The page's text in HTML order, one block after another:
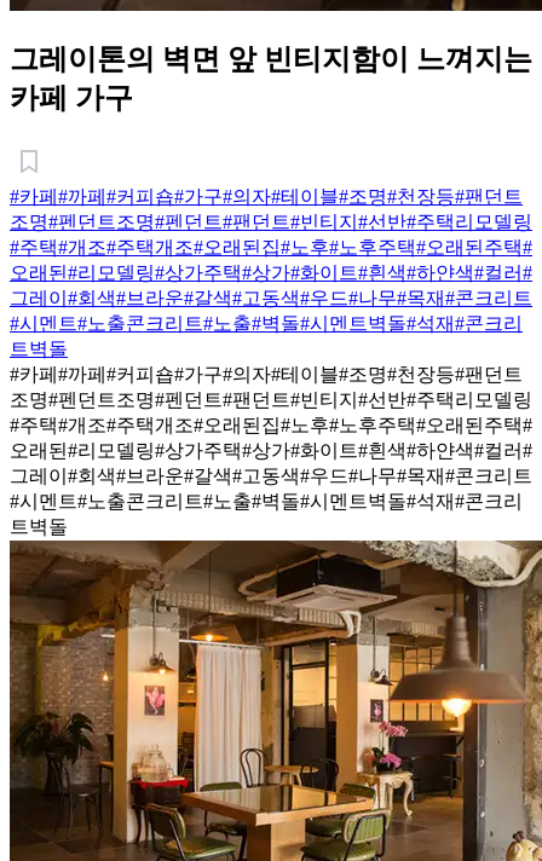
그레이톤의 벽면 앞 빈티지함이 느껴지는
카페 가구
#카페 #까페 #커피숍#가구#의자#테이블#조명#천장등#팬던트
조명#펜던트조명#펜던트#팬던트#빈티지 #선반#주택리모델링
#주택#개조#주택개조#오래된집#노후#노후주택#오래된주택#
오래된 #리모델링#상가주택#상가#화이트#흰색#하얀색#컬러#
그레이 #회색#브라운#갈색#고동색#우드#나무#목재#콘크리트
#시멘트#노출콘크리트#노출#벽돌#시멘트벽돌#석재#콘크리
트벽돌
#카페 #까페 #커피숍#가구#의자#테이블#조명#천장등#팬던트
조명#펜던트조명#펜던트#팬던트#빈티지 #선반#주택리모델링
#주택#개조#주택개조#오래된집#노후#노후주택#오래된주택#
오래된 #리모델링#상가주택#상가#화이트#흰색#하얀색#컬러#
그레이 #회색#브라운#갈색#고동색#우드#나무#목재#콘크리트
#시멘트#노출콘크리트#노출#벽돌#시멘트벽돌#석재#콘크리
트벽돌